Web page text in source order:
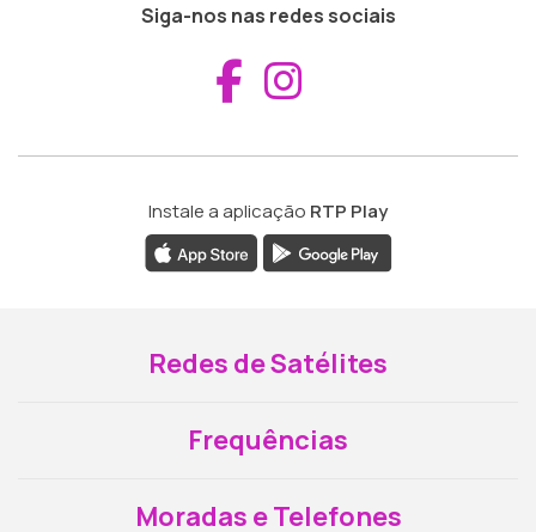
Siga-nos nas redes sociais
Aceder ao
Instale a aplicação RTP Play
Redes de Satélites
Frequências
Moradas e Telefones